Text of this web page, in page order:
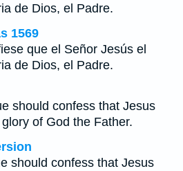
de Dios, el Padre.
1569
que el Señor Jesús el
de Dios, el Padre.
should confess that Jesus
of God the Father.
should confess that Jesus